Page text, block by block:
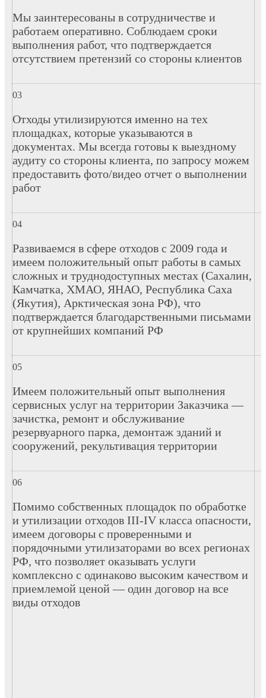
Мы заинтересованы в сотрудничестве и
работаем оперативно. Соблюдаем сроки
выполнения работ, что подтверждается
отсутствием претензий со стороны клиентов
Отходы утилизируются именно на тех
площадках, которые указываются в
документах. Мы всегда готовы к выездному
аудиту со стороны клиента, по запросу можем
предоставить фото/видео отчет о выполнении
работ
Развиваемся в сфере отходов с 2009 года и
имеем положительный опыт работы в самых
сложных и труднодоступных местах (Сахалин,
Камчатка, ХМАО, ЯНАО, Республика Саха
(Якутия), Арктическая зона РФ), что
подтверждается благодарственными письмами
от крупнейших компаний РФ
Имеем положительный опыт выполнения
сервисных услуг на территории Заказчика —
зачистка, ремонт и обслуживание
резервуарного парка, демонтаж зданий и
сооружений, рекультивация территории
Помимо собственных площадок по обработке
и утилизации отходов III-IV класса опасности,
имеем договоры с проверенными и
порядочными утилизаторами во всех регионах
РФ, что позволяет оказывать услуги
комплексно с одинаково высоким качеством и
приемлемой ценой — один договор на все
виды отходов